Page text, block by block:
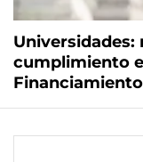
Universidades:
cumplimiento
Financiamiento